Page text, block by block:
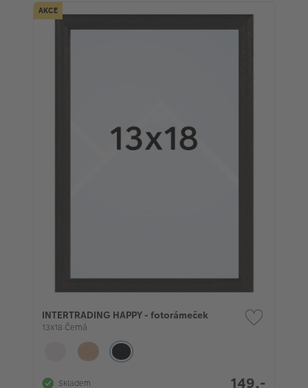
AKCE
INTERTRADING HAPPY - fotorámeček
13x18 Černá
Skladem 149,-